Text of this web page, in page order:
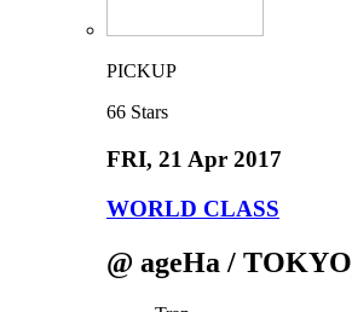
PICKUP
66 Stars
FRI, 21 Apr 2017
WORLD CLASS
@ ageHa /